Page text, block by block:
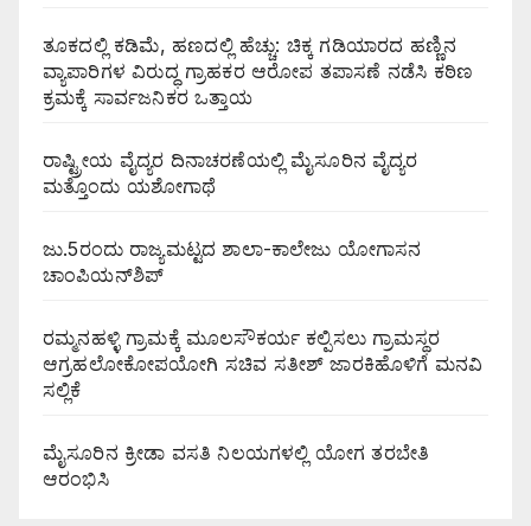
ತೂಕದಲ್ಲಿ ಕಡಿಮೆ, ಹಣದಲ್ಲಿ ಹೆಚ್ಚು: ಚಿಕ್ಕ ಗಡಿಯಾರದ ಹಣ್ಣಿನ
ವ್ಯಾಪಾರಿಗಳ ವಿರುದ್ಧ ಗ್ರಾಹಕರ ಆರೋಪ ತಪಾಸಣೆ ನಡೆಸಿ ಕಠಿಣ
ಕ್ರಮಕ್ಕೆ ಸಾರ್ವಜನಿಕರ ಒತ್ತಾಯ
ರಾಷ್ಟ್ರೀಯ ವೈದ್ಯರ ದಿನಾಚರಣೆಯಲ್ಲಿ ಮೈಸೂರಿನ ವೈದ್ಯರ
ಮತ್ತೊಂದು ಯಶೋಗಾಥೆ
ಜು.5ರಂದು ರಾಜ್ಯಮಟ್ಟದ ಶಾಲಾ-ಕಾಲೇಜು ಯೋಗಾಸನ
ಚಾಂಪಿಯನ್‌ಶಿಪ್
ರಮ್ಮನಹಳ್ಳಿ ಗ್ರಾಮಕ್ಕೆ ಮೂಲಸೌಕರ್ಯ ಕಲ್ಪಿಸಲು ಗ್ರಾಮಸ್ಥರ
ಆಗ್ರಹಲೋಕೋಪಯೋಗಿ ಸಚಿವ ಸತೀಶ್ ಜಾರಕಿಹೊಳಿಗೆ ಮನವಿ
ಸಲ್ಲಿಕೆ
ಮೈಸೂರಿನ ಕ್ರೀಡಾ ವಸತಿ ನಿಲಯಗಳಲ್ಲಿ ಯೋಗ ತರಬೇತಿ
ಆರಂಭಿಸಿ